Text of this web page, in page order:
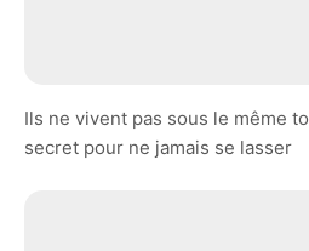
Ils ne vivent pas sous le même
secret pour ne jamais se lasser